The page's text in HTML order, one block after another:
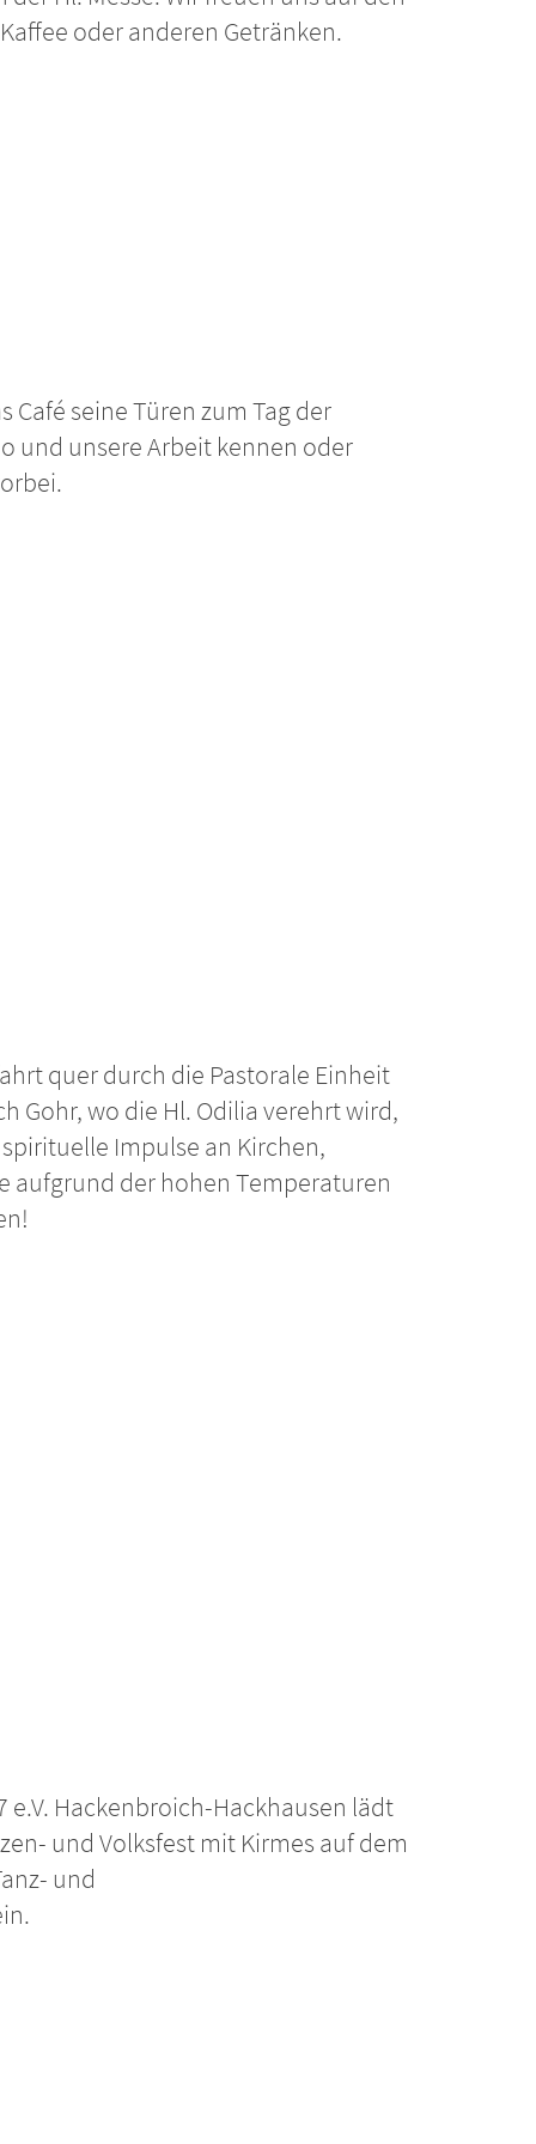
oder anderen Getränken.
Café seine Türen zum Tag der
und unsere Arbeit kennen oder
quer durch die Pastorale Einheit
Gohr, wo die Hl. Odilia verehrt wird,
Impulse an Kirchen,
aufgrund der hohen Temperaturen
Hackenbroich-Hackhausen lädt
und Volksfest mit Kirmes auf dem
und